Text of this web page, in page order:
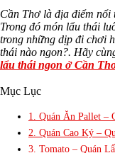
Cần Thơ là địa điểm nổi
Trong đó món lẩu thái
trong những dịp đi chơi
thái nào ngon?. Hãy
lẩu thái ngon ở Cần
Mục Lục
1. Quán Ăn Pallet –
2. Quán Cao Ký –
3. Tomato – Quán